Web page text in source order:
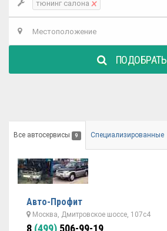
тюнинг салона ×
Местоположение
ПОДОБРАТЬ
Все автосервисы 9 Специализированные
Авто-Профит
Москва, Дмитровское шоссе, 107с4
8 (499) 506-99-19